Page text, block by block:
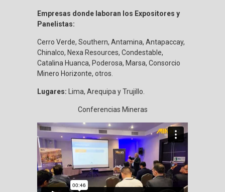
Empresas donde laboran los Expositores y
Panelistas:
Cerro Verde, Southern, Antamina, Antapaccay,
Chinalco, Nexa Resources, Condestable,
Catalina Huanca, Poderosa, Marsa, Consorcio
Minero Horizonte, otros.
Lugares: Lima, Arequipa y Trujillo.
Conferencias Mineras